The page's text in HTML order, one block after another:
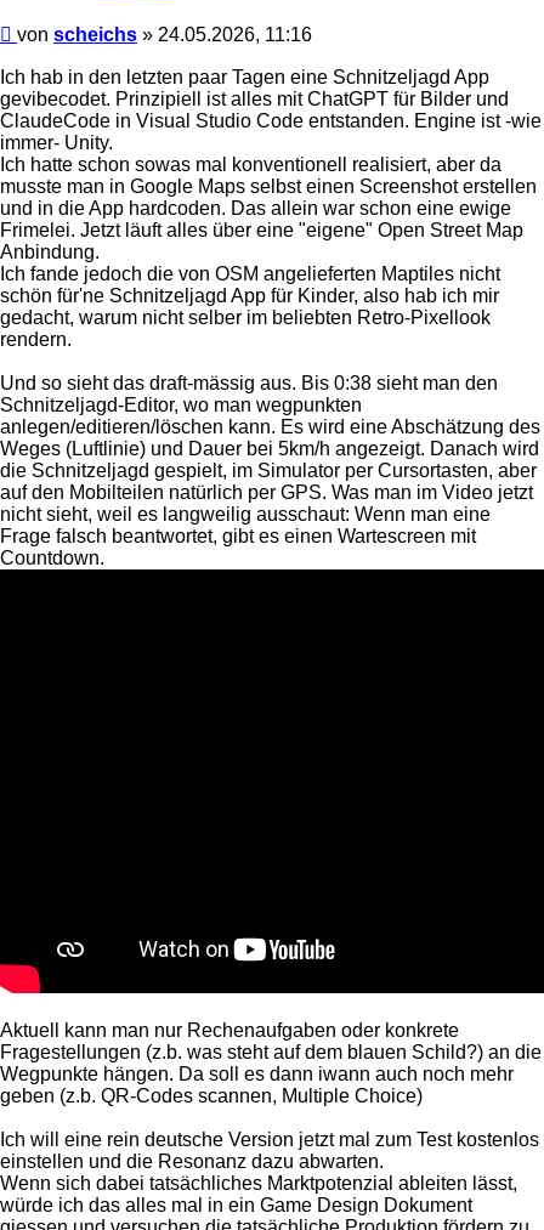
Beitrag
von scheichs » 24.05.2026, 11:16
Ich hab in den letzten paar Tagen eine Schnitzeljagd App
gevibecodet. Prinzipiell ist alles mit ChatGPT für Bilder und
ClaudeCode in Visual Studio Code entstanden. Engine ist -wie
immer- Unity.
Ich hatte schon sowas mal konventionell realisiert, aber da
musste man in Google Maps selbst einen Screenshot erstellen
und in die App hardcoden. Das allein war schon eine ewige
Frimelei. Jetzt läuft alles über eine "eigene" Open Street Map
Anbindung.
Ich fande jedoch die von OSM angelieferten Maptiles nicht
schön für'ne Schnitzeljagd App für Kinder, also hab ich mir
gedacht, warum nicht selber im beliebten Retro-Pixellook
rendern.
Und so sieht das draft-mässig aus. Bis 0:38 sieht man den
Schnitzeljagd-Editor, wo man wegpunkten
anlegen/editieren/löschen kann. Es wird eine Abschätzung des
Weges (Luftlinie) und Dauer bei 5km/h angezeigt. Danach wird
die Schnitzeljagd gespielt, im Simulator per Cursortasten, aber
auf den Mobilteilen natürlich per GPS. Was man im Video jetzt
nicht sieht, weil es langweilig ausschaut: Wenn man eine
Frage falsch beantwortet, gibt es einen Wartescreen mit
Countdown.
Aktuell kann man nur Rechenaufgaben oder konkrete
Fragestellungen (z.b. was steht auf dem blauen Schild?) an die
Wegpunkte hängen. Da soll es dann iwann auch noch mehr
geben (z.b. QR-Codes scannen, Multiple Choice)
Ich will eine rein deutsche Version jetzt mal zum Test kostenlos
einstellen und die Resonanz dazu abwarten.
Wenn sich dabei tatsächliches Marktpotenzial ableiten lässt,
würde ich das alles mal in ein Game Design Dokument